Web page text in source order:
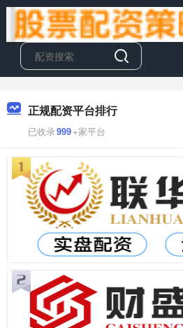
正规配资平台排行
已收录999+家平台